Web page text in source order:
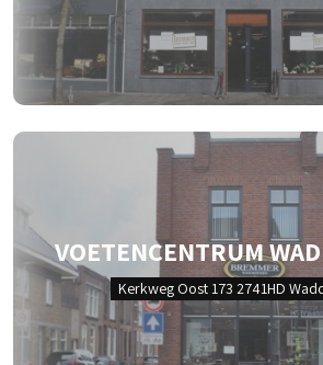
VOETENCENTRUM
Kerkweg Oost 173 2741HD